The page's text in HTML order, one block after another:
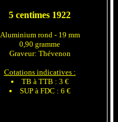
5 centimes 1922
Aluminium rond - 19 mm
0,90 gramme
Graveur: Thévenon
Cotations indicatives :
TB à TTB : 3 €
SUP à FDC : 6 €